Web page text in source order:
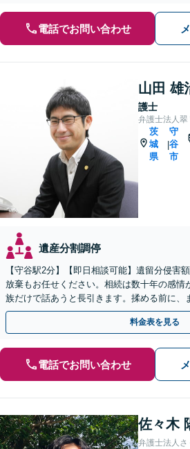
電話でお問い合わせ
山田 雄
護士
弁護士法人
茨
城
県
|
守
谷
市
遺産分割調停
【守谷駅2分】【即日相談可能】遺留分侵害
放棄もお任せください。相続は数十年の感情
族だけで話あうと長引きます。揉める前に、
ださい。
料金表を見る
電話でお問い合わせ
佐々木
弁護士法人